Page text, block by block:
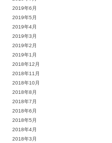
2019年6月
2019年5月
2019年4月
2019年3月
2019年2月
2019年1月
2018年12月
2018年11月
2018年10月
2018年8月
2018年7月
2018年6月
2018年5月
2018年4月
2018年3月